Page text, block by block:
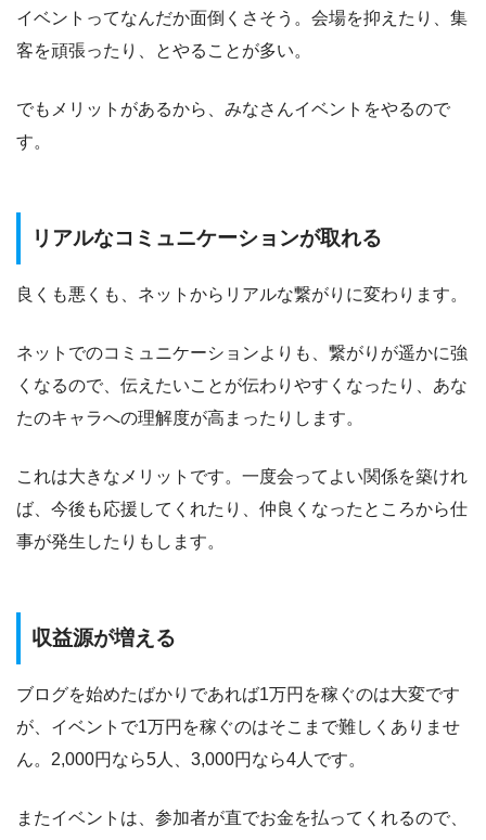
イベントってなんだか面倒くさそう。会場を抑えたり、集
客を頑張ったり、とやることが多い。
でもメリットがあるから、みなさんイベントをやるので
す。
リアルなコミュニケーションが取れる
良くも悪くも、ネットからリアルな繋がりに変わります。
ネットでのコミュニケーションよりも、繋がりが遥かに強
くなるので、伝えたいことが伝わりやすくなったり、あな
たのキャラへの理解度が高まったりします。
これは大きなメリットです。一度会ってよい関係を築けれ
ば、今後も応援してくれたり、仲良くなったところから仕
事が発生したりもします。
収益源が増える
ブログを始めたばかりであれば1万円を稼ぐのは大変です
が、イベントで1万円を稼ぐのはそこまで難しくありませ
ん。2,000円なら5人、3,000円なら4人です。
またイベントは、参加者が直でお金を払ってくれるので、